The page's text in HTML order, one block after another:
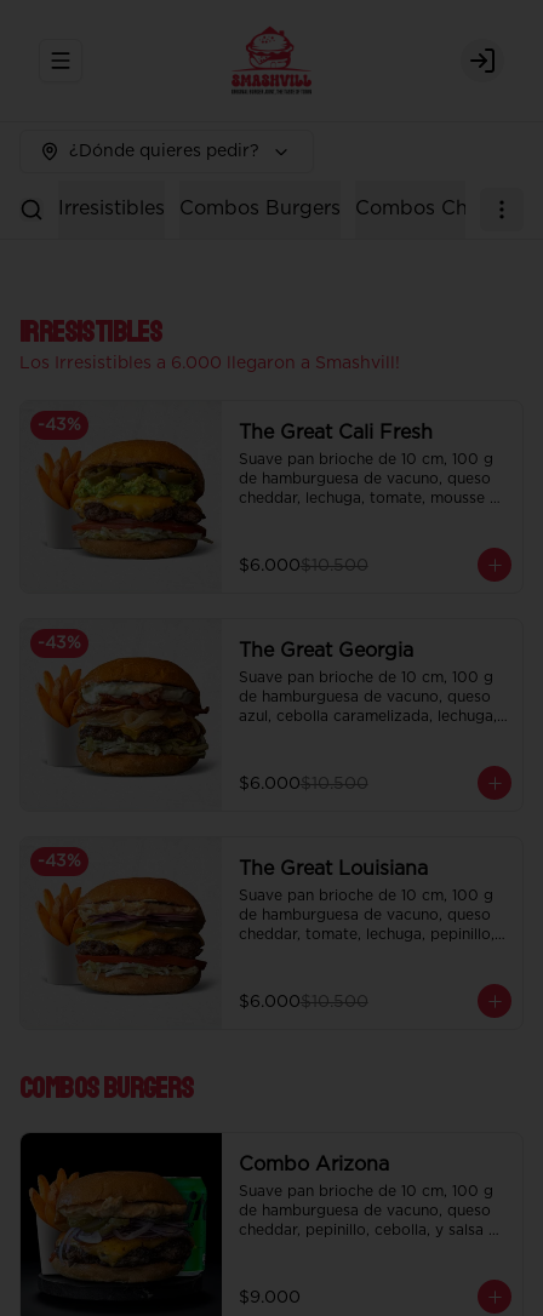
Abrir menu de navegación Login
¿Dónde quieres pedir?
Irresistibles Combos Burgers Combos Chicken
Irresistibles
Los Irresistibles a 6.000 llegaron a Smashvill!
-43% The Great Cali Fresh
Suave pan brioche de 10 cm, 100 g
de hamburguesa de vacuno, queso
cheddar, lechuga, tomate, mousse de
$6.000$10.500
-43% The Great Georgia
Suave pan brioche de 10 cm, 100 g
de hamburguesa de vacuno, queso
azul, cebolla caramelizada, lechuga,
$6.000$10.500
-43% The Great Louisiana
Suave pan brioche de 10 cm, 100 g
de hamburguesa de vacuno, queso
cheddar, tomate, lechuga, pepinillo,
Incluye papas fritas crocantes.
$6.000$10.500
Combos Burgers
Combo Arizona
Suave pan brioche de 10 cm, 100 g
de hamburguesa de vacuno, queso
cheddar, pepinillo, cebolla, y salsa de
regalo a elección y una bebida de
350 cc a elección.
$9.000